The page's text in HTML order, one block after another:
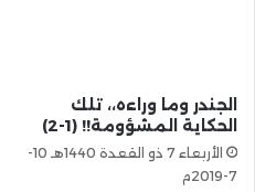
الجندر وما وراءه،، تلك
الحكاية المشؤومة!! (1-2)
الأربعاء 7 ذو القعدة 1440هـ 10-
7-2019م